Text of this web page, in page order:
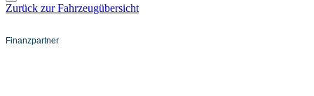
Zurück zur Fahrzeugübersicht
Finanzpartner